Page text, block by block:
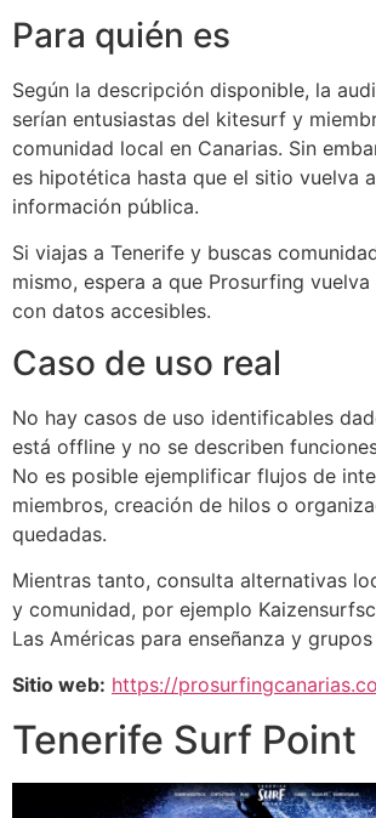
Para quién es
Según la descripción disponible, la
serían entusiastas del kitesurf y
comunidad local en Canarias. Sin
es hipotética hasta que el sitio vuelva
información pública.
Si viajas a Tenerife y buscas
mismo, espera a que Prosurfing
con datos accesibles.
Caso de uso real
No hay casos de uso identificables
está offline y no se describen
No es posible ejemplificar flujos de
miembros, creación de hilos o
quedadas.
Mientras tanto, consulta alternativas
y comunidad, por ejemplo
Las Américas para enseñanza y
Sitio web: https://
Tenerife Surf Point